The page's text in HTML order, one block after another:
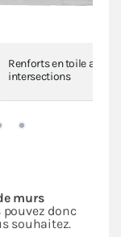
et
murs
pouvez donc
souhaitez.